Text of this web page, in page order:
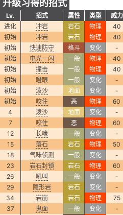
升级习得的招式
Lv. 招式 属性 类型 威力
进化
冲岩 岩石 物理 40
初始
冲岩 岩石 物理 40
初始
快速防守 格斗 变化 -
初始
电光一闪 一般 物理 40
初始
撞击 一般 物理 40
初始
瞪眼 一般 变化 -
初始
泼沙 地面 变化 -
初始
咬住 恶 物理 60
4
泼沙 地面 变化 -
7
咬住 恶 物理 60
12
长嚎 一般 变化 -
15
落石 岩石 物理 50
18
气味侦测 一般 变化 -
23
岩石封锁 岩石 物理 60
26
吼叫 一般 变化 -
29
隐形岩 岩石 变化 -
34
岩崩 岩石 物理 75
37
鬼面 一般 变化 -